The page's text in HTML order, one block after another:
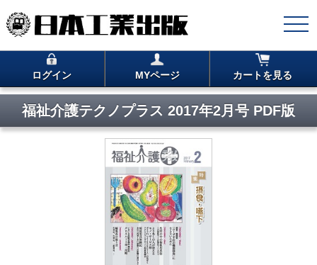
ログイン MYページ カートを見る
福祉介護テクノプラス 2017年2月号 PDF版